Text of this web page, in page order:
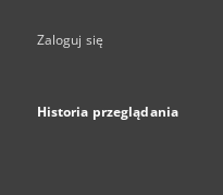
Zaloguj się
Historia przeglądania